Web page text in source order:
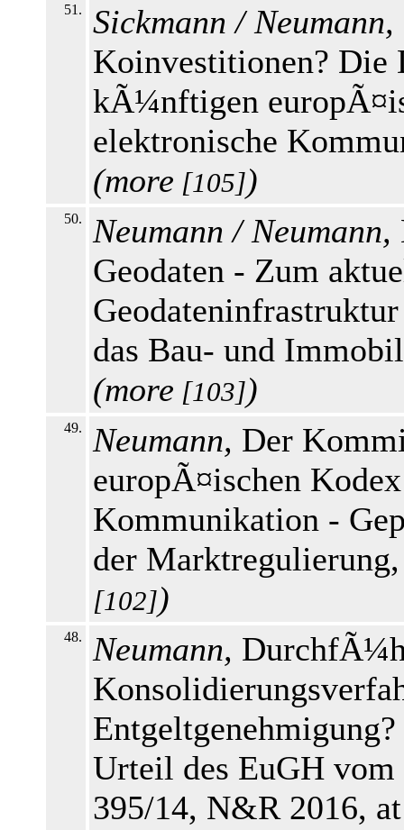
51. Sickmann / Neumann,
Koinvestitionen? Die
kÃ¼nftigen
elektronische
(more [105])
50. Neumann / Neumann,
Geodaten - Zum
das Bau- und
(more [103])
49. Neumann, Der
europÃ¤ischen
Kommunikation -
der
[102])
48. Neumann,
Urteil des EuGH vom
395/14, N&R 2016,